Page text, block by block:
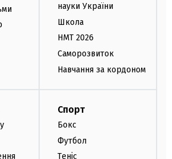
науки України
Школа
НМТ 2026
Саморозвиток
Навчання за кордоном
Спорт
Бокс
Футбол
Теніс